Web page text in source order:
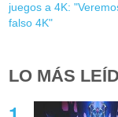
juegos a 4K:
falso 4K"
LO MÁS